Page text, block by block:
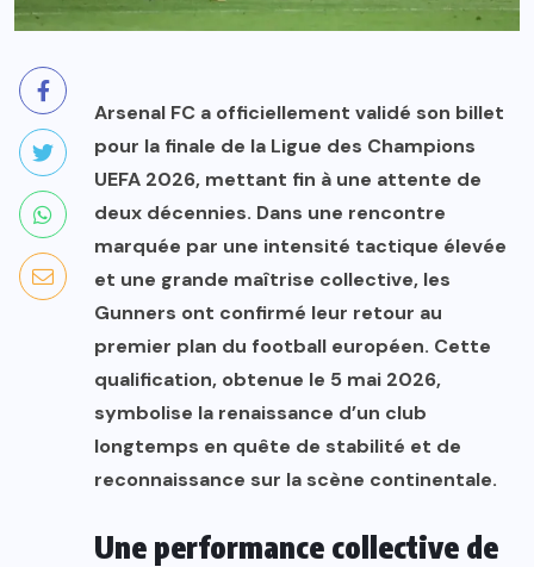
Arsenal FC a officiellement validé son billet
pour la finale de la Ligue des Champions
UEFA 2026, mettant fin à une attente de
deux décennies. Dans une rencontre
marquée par une intensité tactique élevée
et une grande maîtrise collective, les
Gunners ont confirmé leur retour au
premier plan du football européen. Cette
qualification, obtenue le 5 mai 2026,
symbolise la renaissance d’un club
longtemps en quête de stabilité et de
reconnaissance sur la scène continentale.
Une performance collective de